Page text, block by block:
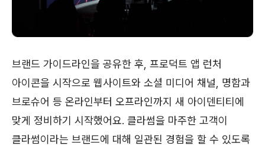
브랜드 가이드라인을 공유한 후, 프로덕트 앱 런처
아이콘을 시작으로 웹사이트와 소셜 미디어 채널, 명함과
브로슈어 등 온라인부터 오프라인까지 새 아이덴티티에
맞게 정비하기 시작했어요. 클라썸을 마주한 고객이
클라썸이라는 브랜드에 대해 일관된 경험을 할 수 있도록